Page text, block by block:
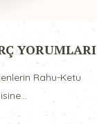
YORUMLARI
Rahu-Ketu